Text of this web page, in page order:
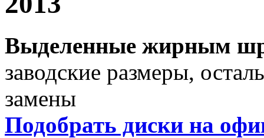
Выделенные жирным
заводские размеры,
замены
Подобрать диски на